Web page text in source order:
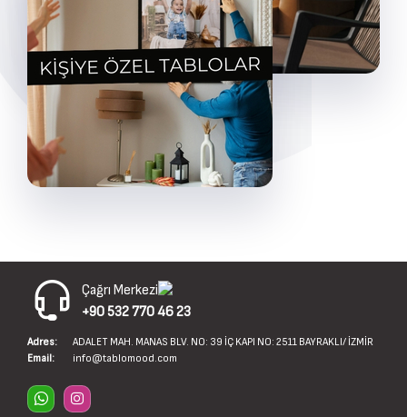
Çağrı Merkezi
+90 532 770 46 23
Adres:
ADALET MAH. MANAS BLV. NO: 39 İÇ KAPI NO: 2511 BAYRAKLI/ İZMİR
Email:
info@tablomood.com